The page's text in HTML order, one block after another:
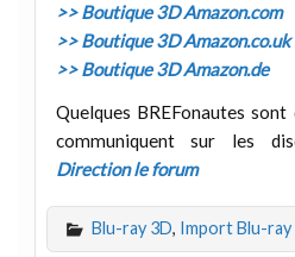
>> Boutique 3D Amazon.com
>> Boutique 3D Amazon.co.uk
>> Boutique 3D Amazon.de
Quelques BREFonautes
communiquent sur les
Direction le forum
Blu-ray 3D, Import Blu-ray